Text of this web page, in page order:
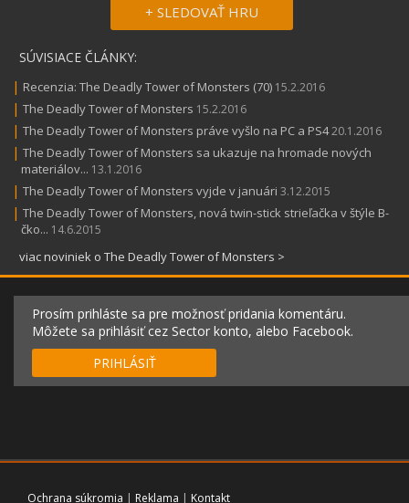
+ SLEDOVAŤ HRU
SÚVISIACE ČLÁNKY:
| Recenzia: The Deadly Tower of Monsters (70) 15.2.2016
| The Deadly Tower of Monsters 15.2.2016
| The Deadly Tower of Monsters práve vyšlo na PC a PS420.1.2016
| The Deadly Tower of Monsters sa ukazuje na hromade nových
materiálov... 13.1.2016
| The Deadly Tower of Monsters vyjde v januári 3.12.2015
| The Deadly Tower of Monsters, nová twin-stick strieľačka v štýle B-
čko... 14.6.2015
viac noviniek o The Deadly Tower of Monsters >
Prosím prihláste sa pre možnosť pridania komentáru.
Môžete sa prihlásiť cez Sector konto, alebo Facebook.
PRIHLÁSIŤ
Ochrana súkromia | Reklama | Kontakt